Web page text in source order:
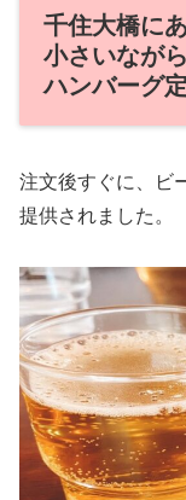
千住大橋に
小さいなが
ハンバーグ
注文後すぐに、ビ
提供されました。